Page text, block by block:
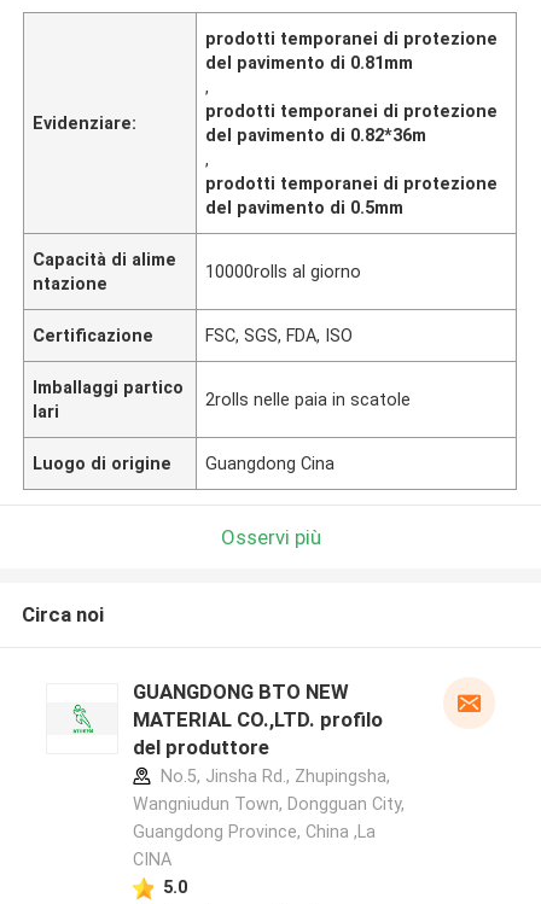
Evidenziare:
prodotti temporanei di protezione
del pavimento di 0.81mm
,
prodotti temporanei di protezione
del pavimento di 0.82*36m
,
prodotti temporanei di protezione
del pavimento di 0.5mm
Capacità di alime
ntazione
10000rolls al giorno
Certificazione FSC, SGS, FDA, ISO
Imballaggi partico
lari
2rolls nelle paia in scatole
Luogo di origine Guangdong Cina
Osservi più
Circa noi
GUANGDONG BTO NEW
MATERIAL CO.,LTD. profilo
del produttore
No.5, Jinsha Rd., Zhupingsha,
Wangniudun Town, Dongguan City,
Guangdong Province, China ,La
CINA
5.0